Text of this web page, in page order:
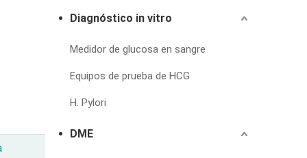
Diagnóstico in vitro
Medidor de glucosa en sangre
Equipos de prueba de HCG
H. Pylori
DME